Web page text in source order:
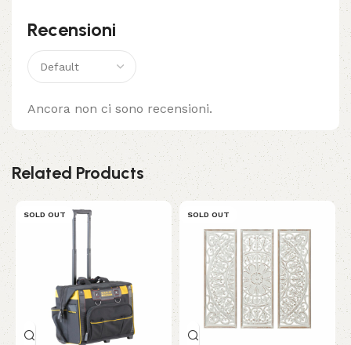
Recensioni
Ancora non ci sono recensioni.
Related Products
SOLD OUT SOLD OUT